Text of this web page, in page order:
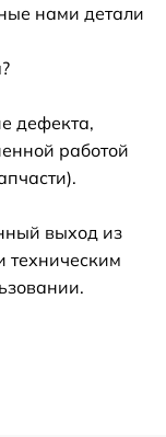
нами детали
дефекта,
работой
выход из
техническим